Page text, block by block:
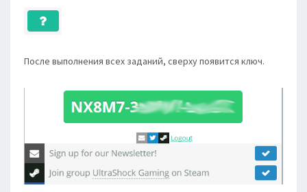
После выполнения всех заданий, сверху появится ключ.